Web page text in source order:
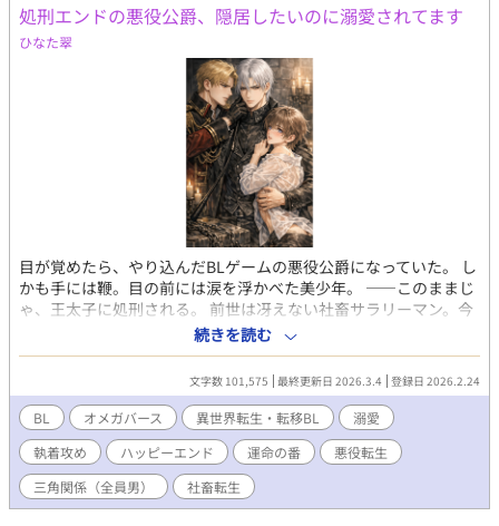
処刑エンドの悪役公爵、隠居したいのに溺愛されてます
ひなた翠
目が覚めたら、やり込んだBLゲームの悪役公爵になっていた。 し
かも手には鞭。目の前には涙を浮かべた美少年。 ——このままじ
ゃ、王太子に処刑される。 前世は冴えない社畜サラリーマン。今
世は冷徹な美貌を持つ高位貴族のアルファ。 中身と外見の落差に
戸惑う暇もなく、エリオットは処刑回避のための「隠居計画」を
立てる。 囚われのオメガ・レオンを王太子カイルに引き渡し、爵
位も領地も全部手放して、ひっそり消える——はずだった。 とこ
ろが動くほど状況は悪化していく。 レオンを自由にしようとすれ
ば「傍にいたい」と縋りつかれ、 カイルに会えば「お前の匂いは
甘い」と迫られ、 隠居を申し出れば「逃げるな」と退路を塞がれ
る。 しかもなぜか、子供の頃から飲んでいた「ビタミン剤」を忘
れるたび、身体がおかしくなる。 周囲のアルファたちの視線が絡
続きを読む
文字数 101,575 最終更新日 2026.3.4 登録日 2026.2.24
BL オメガバース 異世界転生・転移BL
溺愛
執着攻め
ハッピーエンド 運命の番
悪役転生
三角関係（全員男）
社畜転生